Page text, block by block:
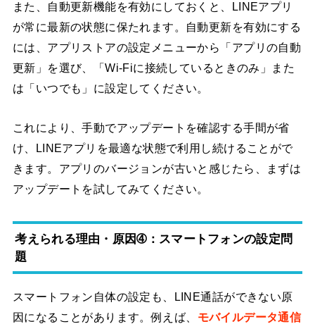
また、自動更新機能を有効にしておくと、LINEアプリ
が常に最新の状態に保たれます。自動更新を有効にする
には、アプリストアの設定メニューから「アプリの自動
更新」を選び、「Wi-Fiに接続しているときのみ」また
は「いつでも」に設定してください。
これにより、手動でアップデートを確認する手間が省
け、LINEアプリを最適な状態で利用し続けることがで
きます。アプリのバージョンが古いと感じたら、まずは
アップデートを試してみてください。
考えられる理由・原因➃：スマートフォンの設定問
題
スマートフォン自体の設定も、LINE通話ができない原
因になることがあります。例えば、 モバイルデータ通信